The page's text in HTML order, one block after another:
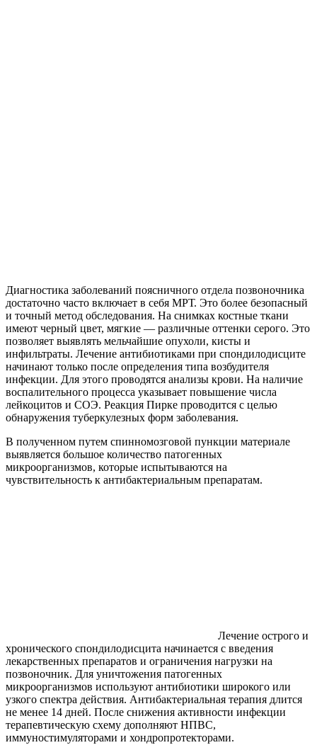
Диагностика заболеваний поясничного отдела позвоночника
достаточно часто включает в себя МРТ. Это более безопасный
и точный метод обследования. На снимках костные ткани
имеют черный цвет, мягкие — различные оттенки серого. Это
позволяет выявлять мельчайшие опухоли, кисты и
инфильтраты. Лечение антибиотиками при спондилодисците
начинают только после определения типа возбудителя
инфекции. Для этого проводятся анализы крови. На наличие
воспалительного процесса указывает повышение числа
лейкоцитов и СОЭ. Реакция Пирке проводится с целью
обнаружения туберкулезных форм заболевания.
В полученном путем спинномозговой пункции материале
выявляется большое количество патогенных
микроорганизмов, которые испытываются на
чувствительность к антибактериальным препаратам.
Лечение острого и
хронического спондилодисцита начинается с введения
лекарственных препаратов и ограничения нагрузки на
позвоночник. Для уничтожения патогенных
микроорганизмов используют антибиотики широкого или
узкого спектра действия. Антибактериальная терапия длится
не менее 14 дней. После снижения активности инфекции
терапевтическую схему дополняют НПВС,
иммуностимуляторами и хондропротекторами.